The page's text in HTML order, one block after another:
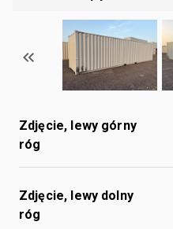
Zdjęcie, lewy górny
róg
Zdjęcie, lewy dolny
róg